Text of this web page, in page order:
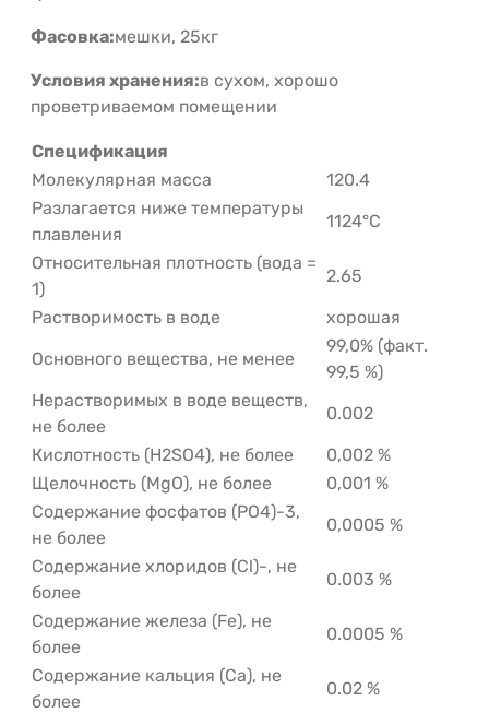
Фасовка:мешки, 25кг
Условия хранения:в сухом, хорошо
проветриваемом помещении
Спецификация
Молекулярная масса
120.4
Разлагается ниже температуры
плавления
1124°C
Относительная плотность (вода =
1)
2.65
Растворимость в воде
хорошая
Основного вещества, не менее
99,0% (факт.
99,5 %)
Нерастворимых в воде веществ,
не более
0.002
Кислотность (H2SO4), не более
0,002 %
Щелочность (MgO), не более
0,001 %
Содержание фосфатов (PO4)-3,
не более
0,0005 %
Содержание хлоридов (Сl)-, не
более
0.003 %
Содержание железа (Fe), не
более
0.0005 %
Содержание кальция (Са), не
более
0.02 %